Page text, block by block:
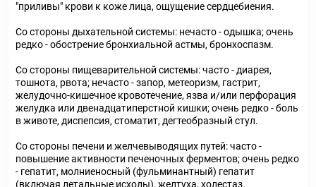
"приливы" крови к коже лица, ощущение сердцебиения.
Со стороны дыхательной системы: нечасто - одышка; очень
редко - обострение бронхиальной астмы, бронхоспазм.
Со стороны пищеварительной системы: часто - диарея,
тошнота, рвота; нечасто - запор, метеоризм, гастрит,
желудочно-кишечное кровотечение, язва и/или перфорация
желудка или двенадцатиперстной кишки; очень редко - боль
в животе, диспепсия, стоматит, дегтеобразный стул.
Со стороны печени и желчевыводящих путей: часто -
повышение активности печеночных ферментов; очень редко
- гепатит, молниеносный (фульминантный) гепатит
(включая летальные исходы), желтуха, холестаз.